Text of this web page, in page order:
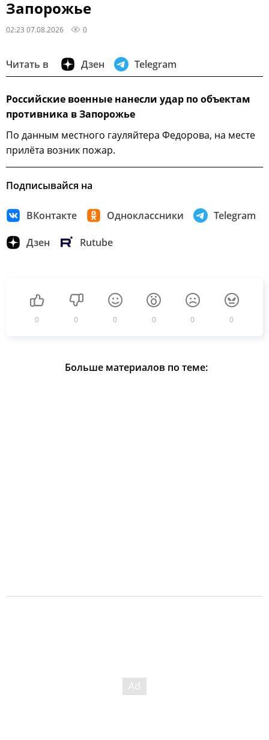
Запорожье
02:23 07.08.2026 0
Читать в Дзен Telegram
Российские военные нанесли удар по объектам
противника в Запорожье
По данным местного гауляйтера Федорова, на месте
прилёта возник пожар.
Подписывайся на
ВКонтакте Одноклассники Telegram
Дзен Rutube
0 0 0 0 0 0
Больше материалов по теме: